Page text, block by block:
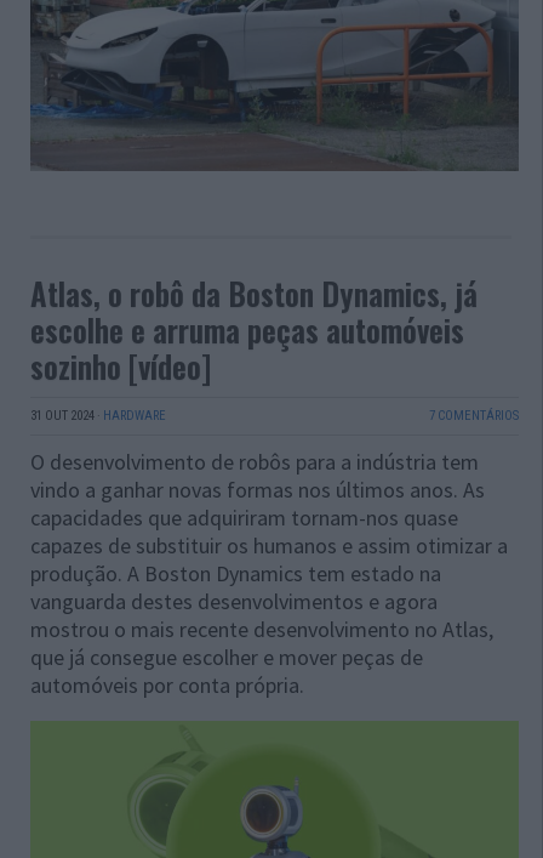
Atlas, o robô da Boston Dynamics, já
escolhe e arruma peças automóveis
sozinho [vídeo]
31 OUT 2024 · HARDWARE 7 COMENTÁRIOS
O desenvolvimento de robôs para a indústria tem
vindo a ganhar novas formas nos últimos anos. As
capacidades que adquiriram tornam-nos quase
capazes de substituir os humanos e assim otimizar a
produção. A Boston Dynamics tem estado na
vanguarda destes desenvolvimentos e agora
mostrou o mais recente desenvolvimento no Atlas,
que já consegue escolher e mover peças de
automóveis por conta própria.